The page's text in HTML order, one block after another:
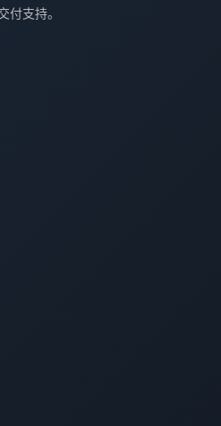
付支持。